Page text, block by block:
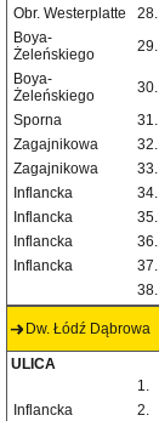
Obr. Westerplatte 28.
Boya-
Żeleńskiego
29.
Boya-
Żeleńskiego
30.
Sporna 31.
Zagajnikowa
32.
Zagajnikowa
33.
Inflancka
34.
Inflancka
35.
Inflancka
36.
Inflancka
37.
38.
Dw. Łódź Dąbrowa
ULICA
1.
Inflancka
2.